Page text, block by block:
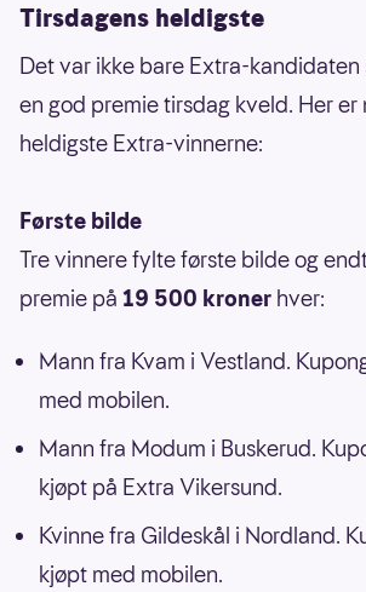
Tirsdagens heldigste
Det var ikke bare Extra-kandidaten
en god premie tirsdag kveld. Her er
heldigste Extra-vinnerne:
Første bilde
Tre vinnere fylte første bilde og
premie på 19 500 kroner hver:
Mann fra Kvam i Vestland.
med mobilen.
Mann fra Modum i Buskerud.
kjøpt på Extra Vikersund.
Kvinne fra Gildeskål i Nordland.
kjøpt med mobilen.